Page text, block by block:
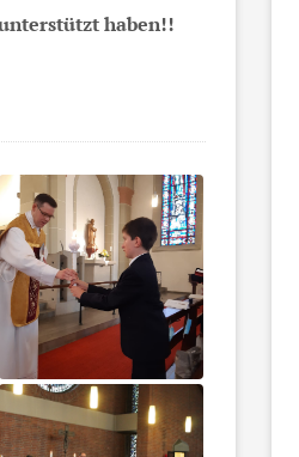
haben!!